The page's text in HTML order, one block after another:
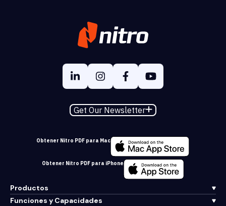
Get Our Newsletter
Obtener Nitro PDF para Mac
Obtener Nitro PDF para iPhone
Productos
Funciones y Capacidades